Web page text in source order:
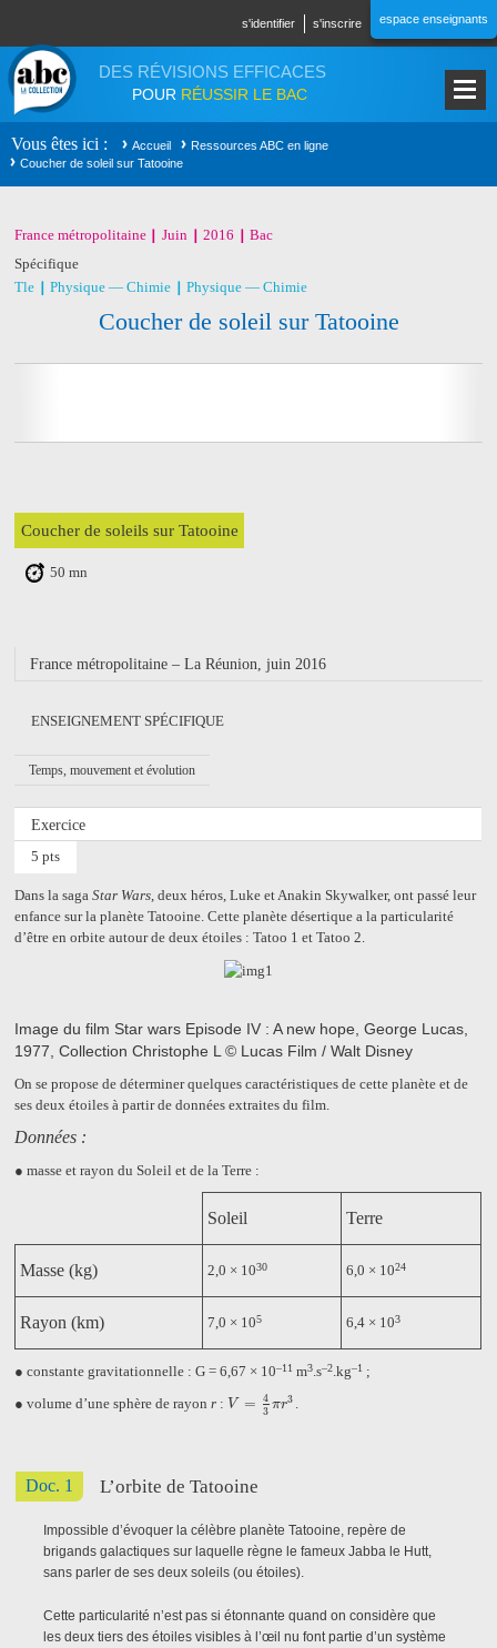
s'identifier s'inscrire espace enseignants
DES RÉVISIONS EFFICACES
POUR RÉUSSIR LE BAC
Vous êtes ici Accueil
Ressources ABC en ligne
Coucher de soleil sur Tatooine
France métropolitaine Juin 2016
Bac
Spécifique
Tle
Physique — Chimie Physique — Chimie
Coucher de soleil sur Tatooine
Coucher de soleils sur Tatooine
50 mn
France métropolitaine – La Réunion, juin 2016
ENSEIGNEMENT SPÉCIFIQUE
Temps, mouvement et évolution
Exercice
5 pts
Dans la sagaStar Wars , deux héros, Luke et Anakin Skywalker, ont passé leur
enfance sur la planète Tatooine. Cette planète désertique a la particularité
d’être en orbite autour de deux étoiles : Tatoo 1 et Tatoo 2.
Image du film Star wars Episode IV : A new hope, George Lucas,
1977, Collection Christophe L © Lucas Film / Walt Disney
On se propose de déterminer quelques caractéristiques de cette planète et de
ses deux étoiles à partir de données extraites du film.
Données :
● masse et rayon du Soleil et de la Terre :
Soleil Terre
Masse (kg) 2,0 × 1030 6,0 × 1024
Rayon (km) 7,0 × 105 6,4 × 103
● constante gravitationnelle :G = 6,67 × 10–11 m3.s–2.kg–1 ;
● volume d’une sphère de rayonr :V =
4
3 πr3
V = 43πr3 .
Doc. 1 L’orbite de Tatooine
Impossible d’évoquer la célèbre planète Tatooine, repère de
brigands galactiques sur laquelle règne le fameux Jabba le Hutt,
sans parler de ses deux soleils (ou étoiles).
Cette particularité n’est pas si étonnante quand on considère que
les deux tiers des étoiles visibles à l’œil nu font partie d’un système